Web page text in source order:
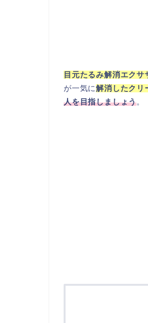
目元たるみ解消エクサ
が一気に解消したクリ
人を目指しましょう。